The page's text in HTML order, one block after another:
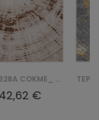
TEPPICH N328A COKME_ PES_ PALERMO - BEŻOWY, BRĄZOWY
42,62 €